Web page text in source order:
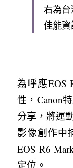
右為
佳能
為呼應EOS
性，Canon
分享，將運
影像創作中
EOS R6
定位。